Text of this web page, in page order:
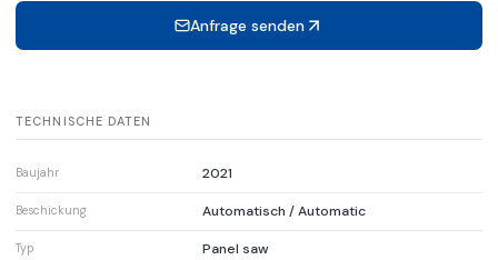
Anfrage senden
TECHNISCHE DATEN
Baujahr 2021
Beschickung Automatisch / Automatic
Typ Panel saw